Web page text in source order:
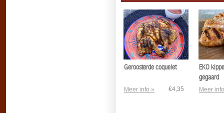
Geroosterde coquelet
Meer info » €4,35
EKO
gegaard
Meer